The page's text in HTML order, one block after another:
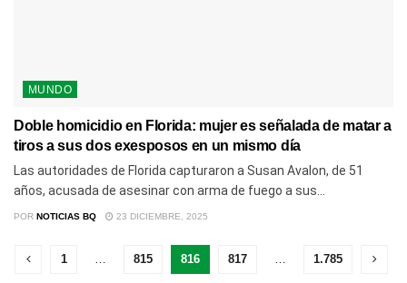
MUNDO
Doble homicidio en Florida: mujer es señalada de matar a
tiros a sus dos exesposos en un mismo día
Las autoridades de Florida capturaron a Susan Avalon, de 51
años, acusada de asesinar con arma de fuego a sus...
POR NOTICIAS BQ 23 DICIEMBRE, 2025
1 815 816 817 1.785